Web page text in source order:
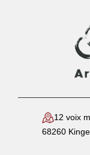
12 voix
68260